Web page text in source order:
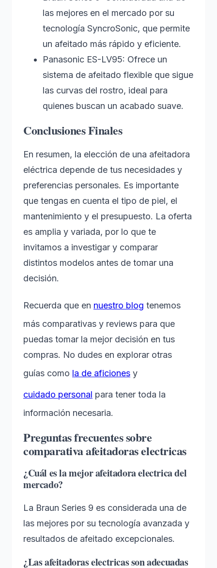
las mejores en el mercado por su
tecnología SyncroSonic, que permite
un afeitado más rápido y eficiente.
Panasonic ES-LV95: Ofrece un
sistema de afeitado flexible que sigue
las curvas del rostro, ideal para
quienes buscan un acabado suave.
Conclusiones Finales
En resumen, la elección de una afeitadora
eléctrica depende de tus necesidades y
preferencias personales. Es importante
que tengas en cuenta el tipo de piel, el
mantenimiento y el presupuesto. La oferta
es amplia y variada, por lo que te
invitamos a investigar y comparar
distintos modelos antes de tomar una
decisión.
Recuerda que en nuestro blog tenemos
más comparativas y reviews para que
puedas tomar la mejor decisión en tus
compras. No dudes en explorar otras
guías como la de aficiones y
cuidado personal para tener toda la
información necesaria.
Preguntas frecuentes sobre
comparativa afeitadoras electricas
¿Cuál es la mejor afeitadora electrica del
mercado?
La Braun Series 9 es considerada una de
las mejores por su tecnología avanzada y
resultados de afeitado excepcionales.
¿Las afeitadoras electricas son adecuadas